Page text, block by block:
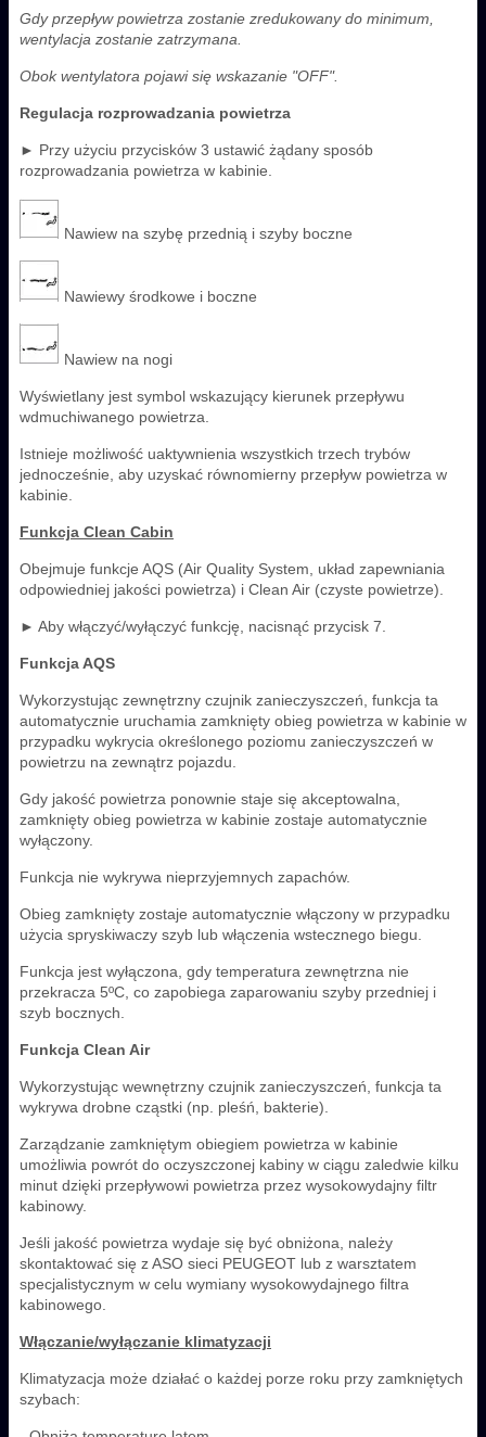
Gdy przepływ powietrza zostanie zredukowany do minimum,
wentylacja zostanie zatrzymana.
Obok wentylatora pojawi się wskazanie "OFF".
Regulacja rozprowadzania powietrza
► Przy użyciu przycisków 3 ustawić żądany sposób
rozprowadzania powietrza w kabinie.
Nawiew na szybę przednią i szyby boczne
Nawiewy środkowe i boczne
Nawiew na nogi
Wyświetlany jest symbol wskazujący kierunek przepływu
wdmuchiwanego powietrza.
Istnieje możliwość uaktywnienia wszystkich trzech trybów
jednocześnie, aby uzyskać równomierny przepływ powietrza w
kabinie.
Funkcja Clean Cabin
Obejmuje funkcje AQS (Air Quality System, układ zapewniania
odpowiedniej jakości powietrza) i Clean Air (czyste powietrze).
► Aby włączyć/wyłączyć funkcję, nacisnąć przycisk 7.
Funkcja AQS
Wykorzystując zewnętrzny czujnik zanieczyszczeń, funkcja ta
automatycznie uruchamia zamknięty obieg powietrza w kabinie w
przypadku wykrycia określonego poziomu zanieczyszczeń w
powietrzu na zewnątrz pojazdu.
Gdy jakość powietrza ponownie staje się akceptowalna,
zamknięty obieg powietrza w kabinie zostaje automatycznie
wyłączony.
Funkcja nie wykrywa nieprzyjemnych zapachów.
Obieg zamknięty zostaje automatycznie włączony w przypadku
użycia spryskiwaczy szyb lub włączenia wstecznego biegu.
Funkcja jest wyłączona, gdy temperatura zewnętrzna nie
przekracza 5ºC, co zapobiega zaparowaniu szyby przedniej i
szyb bocznych.
Funkcja Clean Air
Wykorzystując wewnętrzny czujnik zanieczyszczeń, funkcja ta
wykrywa drobne cząstki (np. pleśń, bakterie).
Zarządzanie zamkniętym obiegiem powietrza w kabinie
umożliwia powrót do oczyszczonej kabiny w ciągu zaledwie kilku
minut dzięki przepływowi powietrza przez wysokowydajny filtr
kabinowy.
Jeśli jakość powietrza wydaje się być obniżona, należy
skontaktować się z ASO sieci PEUGEOT lub z warsztatem
specjalistycznym w celu wymiany wysokowydajnego filtra
kabinowego.
Włączanie/wyłączanie klimatyzacji
Klimatyzacja może działać o każdej porze roku przy zamkniętych
szybach: